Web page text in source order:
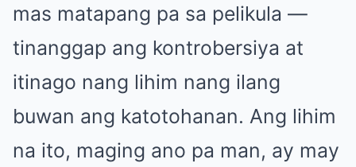
mas matapang pa sa pelikula —
tinanggap ang kontrobersiya at
itinago nang lihim nang ilang
buwan ang katotohanan. Ang lihim
na ito, maging ano pa man, ay may